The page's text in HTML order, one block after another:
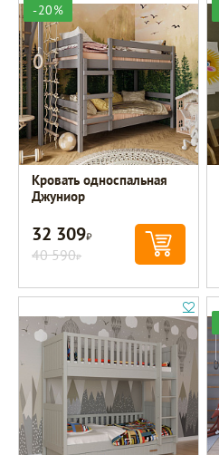
-20%
Кровать односпальная
Джуниор
32 309Р
40 590Р